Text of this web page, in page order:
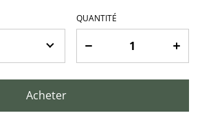
QUANTITÉ
Acheter